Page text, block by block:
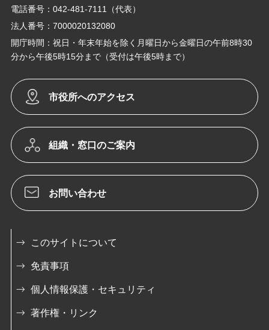
電話番号：042-481-7111（代表）
法人番号：7000020132080
開庁時間：祝日・年末年始を除く月曜日から金曜日の午前8時30
分から午後5時15分まで（受付は午後5時まで）
市役所へのアクセス
組織・窓口のご案内
お問い合わせ
このサイトについて
免責事項
個人情報保護・セキュリティ
著作権・リンク